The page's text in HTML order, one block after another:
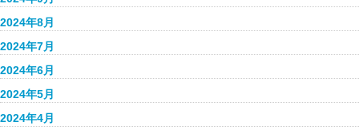
2024年8月
2024年7月
2024年6月
2024年5月
2024年4月